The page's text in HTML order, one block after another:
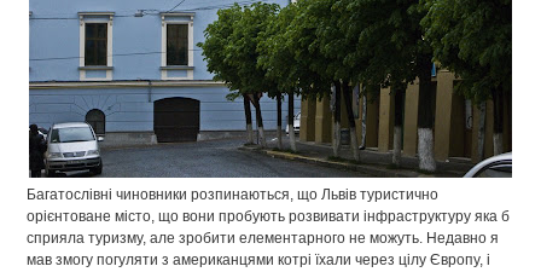
Багатослівні чиновники розпинаються, що Львів туристично
орієнтоване місто, що вони пробують розвивати інфраструктуру яка б
сприяла туризму, але зробити елементарного не можуть. Недавно я
мав змогу погуляти з американцями котрі їхали через цілу Європу, і